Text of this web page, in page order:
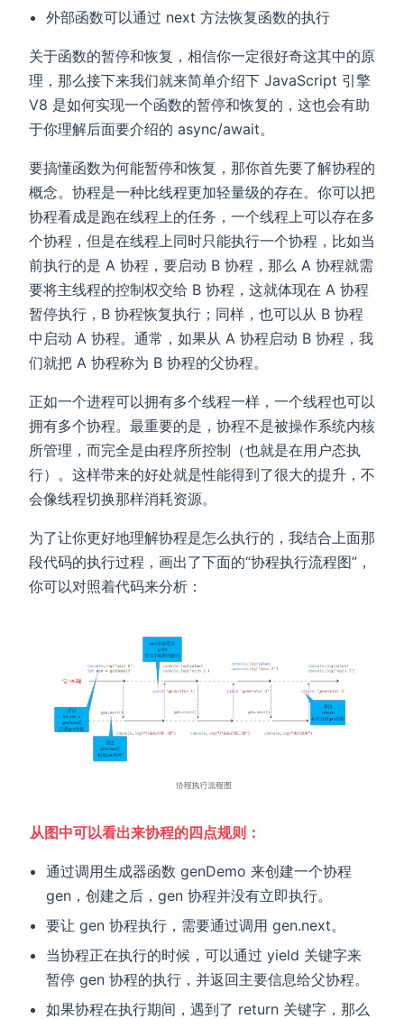
外部函数可以通过 next 方法恢复函数的执行
关于函数的暂停和恢复，相信你一定很好奇这其中的原
理，那么接下来我们就来简单介绍下 JavaScript 引擎
V8 是如何实现一个函数的暂停和恢复的，这也会有助
于你理解后面要介绍的 async/await。
要搞懂函数为何能暂停和恢复，那你首先要了解协程的
概念。协程是一种比线程更加轻量级的存在。你可以把
协程看成是跑在线程上的任务，一个线程上可以存在多
个协程，但是在线程上同时只能执行一个协程，比如当
前执行的是 A 协程，要启动 B 协程，那么 A 协程就需
要将主线程的控制权交给 B 协程，这就体现在 A 协程
暂停执行，B 协程恢复执行；同样，也可以从 B 协程
中启动 A 协程。通常，如果从 A 协程启动 B 协程，我
们就把 A 协程称为 B 协程的父协程。
正如一个进程可以拥有多个线程一样，一个线程也可以
拥有多个协程。最重要的是，协程不是被操作系统内核
所管理，而完全是由程序所控制（也就是在用户态执
行）。这样带来的好处就是性能得到了很大的提升，不
会像线程切换那样消耗资源。
为了让你更好地理解协程是怎么执行的，我结合上面那
段代码的执行过程，画出了下面的“协程执行流程图”，
你可以对照着代码来分析：
从图中可以看出来协程的四点规则：
通过调用生成器函数 genDemo 来创建一个协程
gen，创建之后，gen 协程并没有立即执行。
要让 gen 协程执行，需要通过调用 gen.next。
当协程正在执行的时候，可以通过 yield 关键字来
暂停 gen 协程的执行，并返回主要信息给父协程。
如果协程在执行期间，遇到了 return 关键字，那么